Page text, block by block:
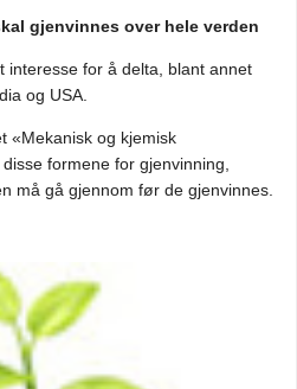
gjenvinnes over hele verden
interesse for å delta, blant annet
og USA.
«Mekanisk og kjemisk
formene for gjenvinning,
må gå gjennom før de gjenvinnes.